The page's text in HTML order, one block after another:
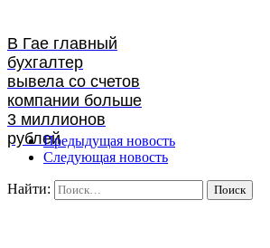
В Гае главный
бухгалтер
вывела со счетов
компании больше
3 миллионов
рублейПредыдущая новость
Следующая новость
Найти: